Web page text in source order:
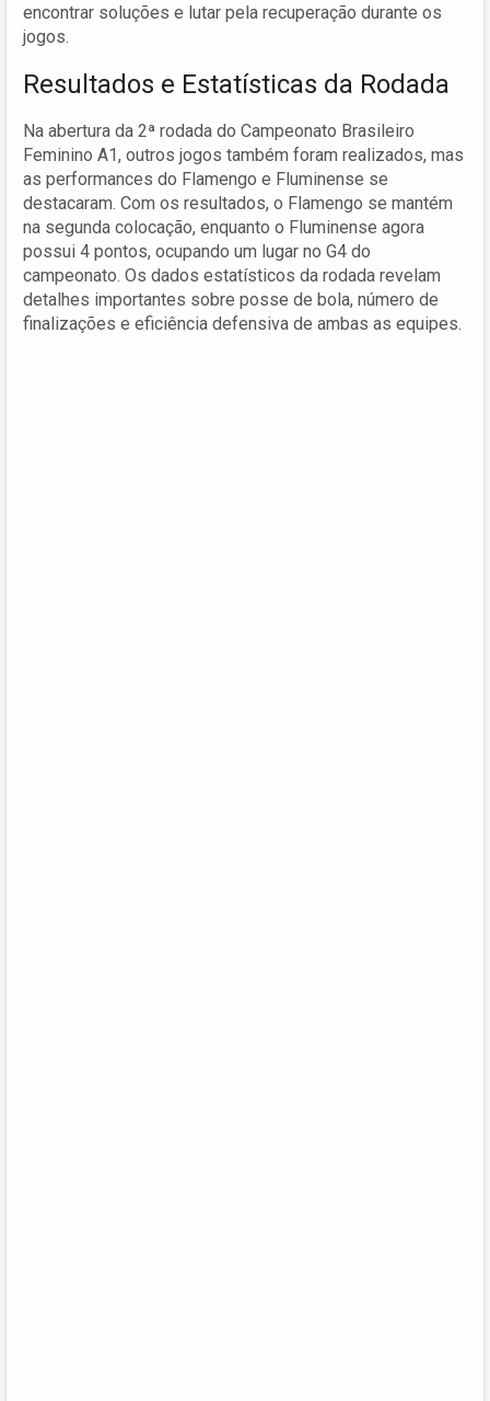
encontrar soluções e lutar pela recuperação durante os
jogos.
Resultados e Estatísticas da Rodada
Na abertura da 2ª rodada do Campeonato Brasileiro
Feminino A1, outros jogos também foram realizados, mas
as performances do Flamengo e Fluminense se
destacaram. Com os resultados, o Flamengo se mantém
na segunda colocação, enquanto o Fluminense agora
possui 4 pontos, ocupando um lugar no G4 do
campeonato. Os dados estatísticos da rodada revelam
detalhes importantes sobre posse de bola, número de
finalizações e eficiência defensiva de ambas as equipes.